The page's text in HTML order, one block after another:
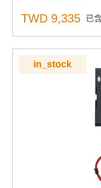
TWD 9,335 已
in_stock